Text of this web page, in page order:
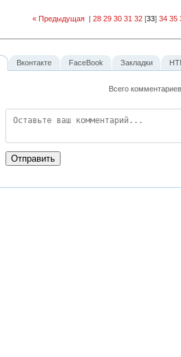
« Предыдущая | 28 29 30 31 32 [33] 34 35
Всего комментариев
Отправить
Вконтакте FaceBook Закладки